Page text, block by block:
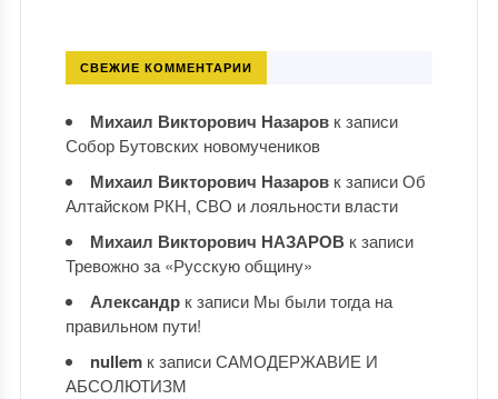
СВЕЖИЕ КОММЕНТАРИИ
Михаил Викторович Назаровк записи
Собор Бутовских новомучеников
Михаил Викторович Назаровк записиОб
Алтайском РКН, СВО и лояльности власти
Михаил Викторович НАЗАРОВ к записи
Тревожно за «Русскую общину»
Александрк записи Мы были тогда на
правильном пути!
nullemк записиСАМОДЕРЖАВИЕ И
АБСОЛЮТИЗМ